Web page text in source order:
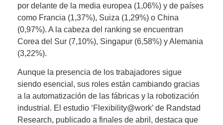
por delante de la media europea (1,06%) y de países
como Francia (1,37%), Suiza (1,29%) o China
(0,97%). A la cabeza del ranking se encuentran
Corea del Sur (7,10%), Singapur (6,58%) y Alemania
(3,22%).
Aunque la presencia de los trabajadores sigue
siendo esencial, sus roles están cambiando gracias
a la automatización de las fábricas y la robotización
industrial. El estudio ‘Flexibility@work’ de Randstad
Research, publicado a finales de abril, destaca que